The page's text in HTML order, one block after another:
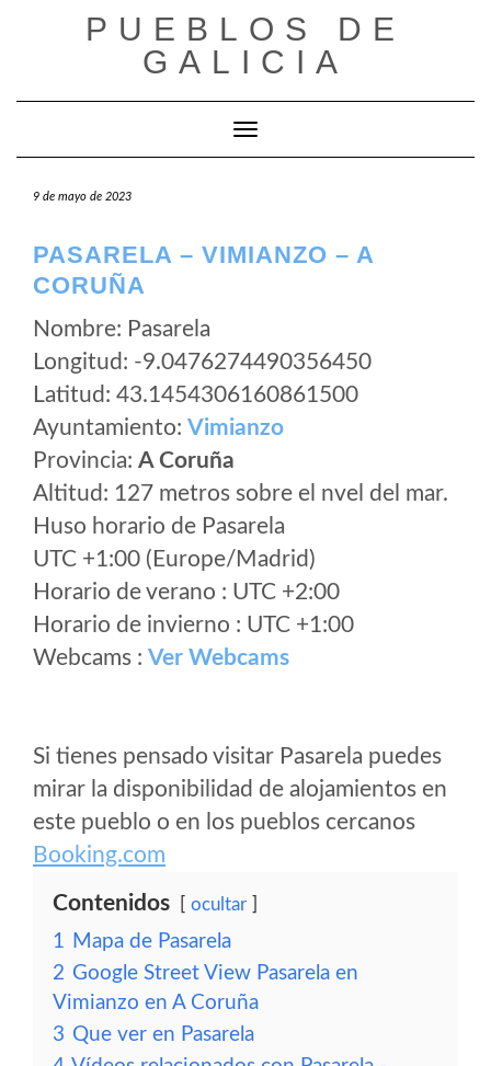
PUEBLOS DE
GALICIA
Cambiar modo de navegación
9 de mayo de 2023
PASARELA – VIMIANZO – A
CORUÑA
Nombre: Pasarela
Longitud: -9.0476274490356450
Latitud: 43.1454306160861500
Ayuntamiento: Vimianzo
Provincia: A Coruña
Altitud: 127 metros sobre el nvel del mar.
Huso horario de Pasarela
UTC +1:00 (Europe/Madrid)
Horario de verano : UTC +2:00
Horario de invierno : UTC +1:00
Webcams : Ver Webcams
Si tienes pensado visitar Pasarela puedes
mirar la disponibilidad de alojamientos en
este pueblo o en los pueblos cercanos
Booking.com
Contenidos ocultar
1 Mapa de Pasarela
2 Google Street View Pasarela en
Vimianzo en A Coruña
3 Que ver en Pasarela